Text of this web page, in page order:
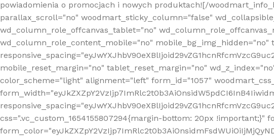
powiadomienia o promocjach i nowych produktach![/
parallax_scroll="no" woodmart_sticky_column="false"
wd_column_role_offcanvas_tablet="no"
wd_column_role_content_mobile="no"
mobile_reset_margin="no" tablet_reset_margin="no"
color_scheme="light" alignment="left" form_id="1057"
css=".vc_custom_1654155807294{margin-bottom: 20px !important;}"